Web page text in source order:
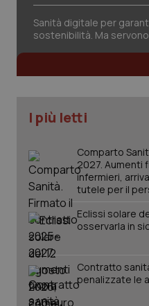
Sanità digitale per
sostenibilità. Ma
I più letti
Comparto
2027. Aumenti
infermieri,
tutele per il
Eclissi solare
osservarla in
Contratto
penalizzate le
_ga